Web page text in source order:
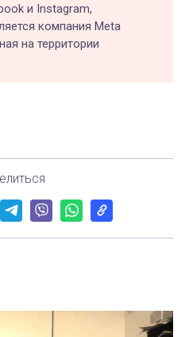
и Instagram,
компания Meta
на территории